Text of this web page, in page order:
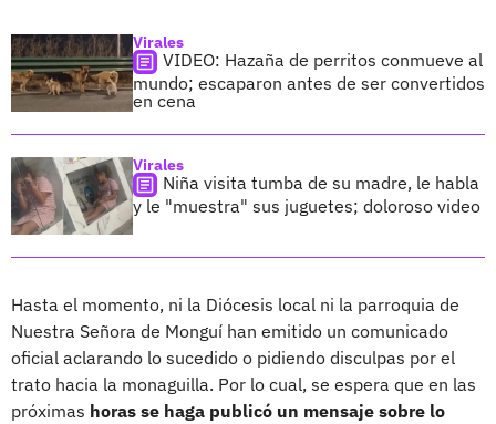
Virales
VIDEO: Hazaña de perritos conmueve al
mundo; escaparon antes de ser convertidos
en cena
Virales
Niña visita tumba de su madre, le habla
y le "muestra" sus juguetes; doloroso video
Hasta el momento, ni la Diócesis local ni la parroquia de
Nuestra Señora de Monguí han emitido un comunicado
oficial aclarando lo sucedido o pidiendo disculpas por el
trato hacia la monaguilla. Por lo cual, se espera que en las
próximas horas se haga publicó un mensaje sobre lo